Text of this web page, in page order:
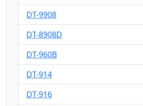
DT-9908
DT-8908D
DT-960B
DT-914
DT-916